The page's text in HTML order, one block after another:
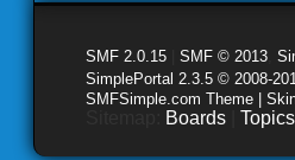
SMF 2.0.15 SMF © 2013
SimplePortal 2.3.5 © 2008-
SMFSimple.com Theme |
Boards Topics